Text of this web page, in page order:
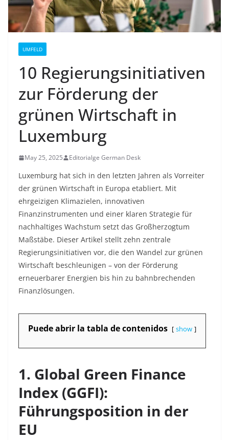
UMFELD
10 Regierungsinitiativen
zur Förderung der
grünen Wirtschaft in
Luxemburg
May 25, 2025 Editorialge German Desk
Luxemburg hat sich in den letzten Jahren als Vorreiter
der grünen Wirtschaft in Europa etabliert. Mit
ehrgeizigen Klimazielen, innovativen
Finanzinstrumenten und einer klaren Strategie für
nachhaltiges Wachstum setzt das Großherzogtum
Maßstäbe. Dieser Artikel stellt zehn zentrale
Regierungsinitiativen vor, die den Wandel zur grünen
Wirtschaft beschleunigen – von der Förderung
erneuerbarer Energien bis hin zu bahnbrechenden
Finanzlösungen.
Puede abrir la tabla de contenidos show
1. Global Green Finance
Index (GGFI):
Führungsposition in der
EU